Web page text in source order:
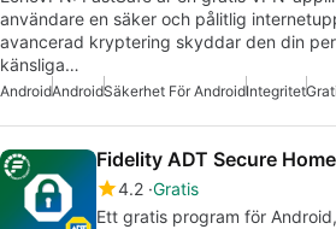
användare en säker och pålitlig
avancerad kryptering skyddar den din
känsliga…
AndroidAndroidSäkerhet För AndroidIntegritet
Fidelity ADT Secure Home
4.2 Gratis
Ett gratis program för